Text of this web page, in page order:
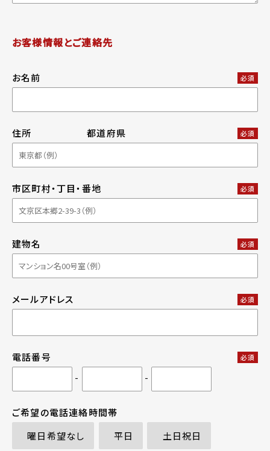
お客様情報とご連絡先
お名前 必須
住所 都道府県 必須
市区町村・丁目・番地 必須
建物名 必須
メールアドレス 必須
電話番号 必須
- -
ご希望の電話連絡時間帯
曜日希望なし
平日 土日祝日